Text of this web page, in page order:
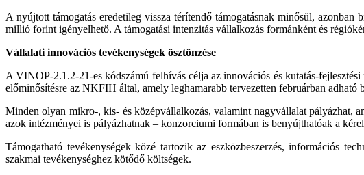
A nyújtott támogatás eredetileg vissza térítendő támogatásnak minősül,
millió forint igényelhető. A támogatási intenzitás vállalkozás formánként és
Vállalati innovációs tevékenységek ösztönzése
A VINOP-2.1.2-21-es kódszámú felhívás célja az innovációs és kutatás-
előminősítésre az NKFIH által, amely leghamarabb tervezetten februárban adható
Minden olyan mikro-, kis- és középvállalkozás, valamint nagyvállalat pályázhat,
azok intézményei is pályázhatnak – konzorciumi formában is benyújthatóak a
Támogatható tevékenységek közé tartozik az eszközbeszerzés, információs
szakmai tevékenységhez kötődő költségek.